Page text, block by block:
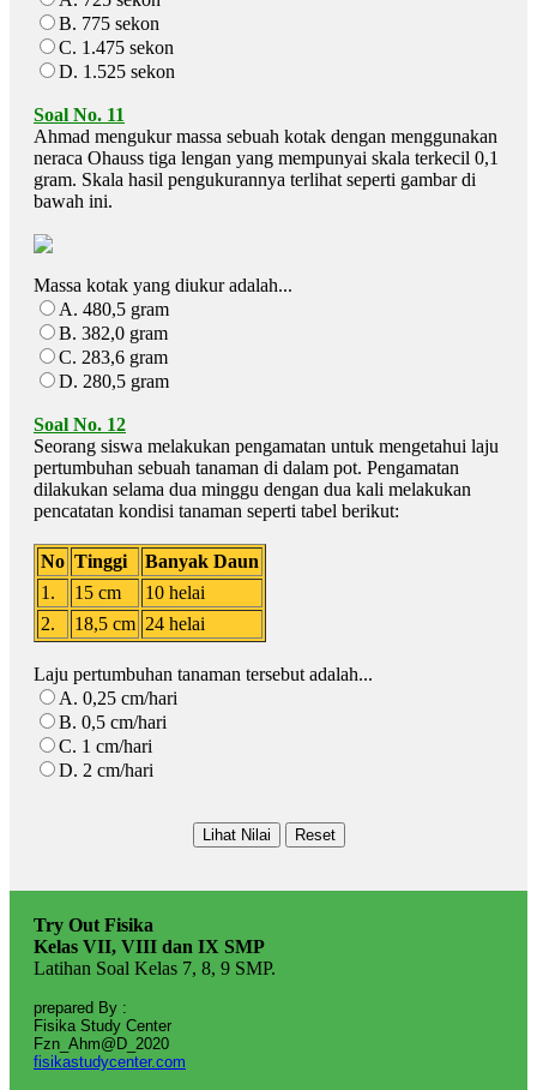
B. 775 sekon
C. 1.475 sekon
D. 1.525 sekon
Soal No. 11
Ahmad mengukur massa sebuah kotak dengan menggunakan
neraca Ohauss tiga lengan yang mempunyai skala terkecil 0,1
gram. Skala hasil pengukurannya terlihat seperti gambar di
bawah ini.
Massa kotak yang diukur adalah...
A. 480,5 gram
B. 382,0 gram
C. 283,6 gram
D. 280,5 gram
Soal No. 12
Seorang siswa melakukan pengamatan untuk mengetahui laju
pertumbuhan sebuah tanaman di dalam pot. Pengamatan
dilakukan selama dua minggu dengan dua kali melakukan
pencatatan kondisi tanaman seperti tabel berikut:
No Tinggi
Banyak Daun
1.
15 cm
10 helai
2.
18,5 cm 24 helai
Laju pertumbuhan tanaman tersebut adalah...
A. 0,25 cm/hari
B. 0,5 cm/hari
C. 1 cm/hari
D. 2 cm/hari
Try Out Fisika
Kelas VII, VIII dan IX SMP
Latihan Soal Kelas 7, 8, 9 SMP.
prepared By :
Fisika Study Center
Fzn_Ahm@D_2020
fisikastudycenter.com